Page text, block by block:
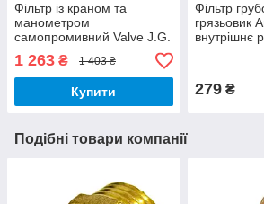
Фільтр із краном та
манометром
самопромивний Valve J.G.
1/2 дюйми латунь
1 263 ₴ 1 403 ₴
Купити
Фільтр
грязьовик
внутрішнє
279₴
Подібні товари компанії